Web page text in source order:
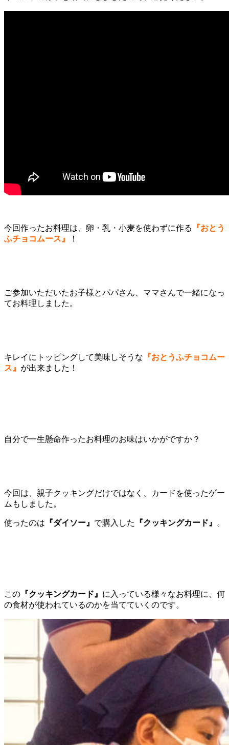
今回作ったお料理は、卵・乳・小麦を使わずに作る
『おとう
ふチョコムース』
！
ご参加いただいたお子様とパパさん、ママさんで一緒になっ
てお料理しました。
キレイにトッピングして美味しそうな 『おとうふチョコムー
ス』 が出来ました！
自分で一生懸命作ったお料理のお味はいかがですか？
今回は、親子クッキングだけではなく、カードを使ったゲー
ムもしました。
使ったのは 『ダイソー』 で購入した 『クッキングカード』 。
この 『クッキングカード』 に入っている様々なお料理に、何
の食材が使われているのかを当てていくのです。